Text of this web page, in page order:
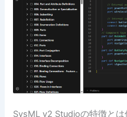
SysML v2 Studioの特徴とは